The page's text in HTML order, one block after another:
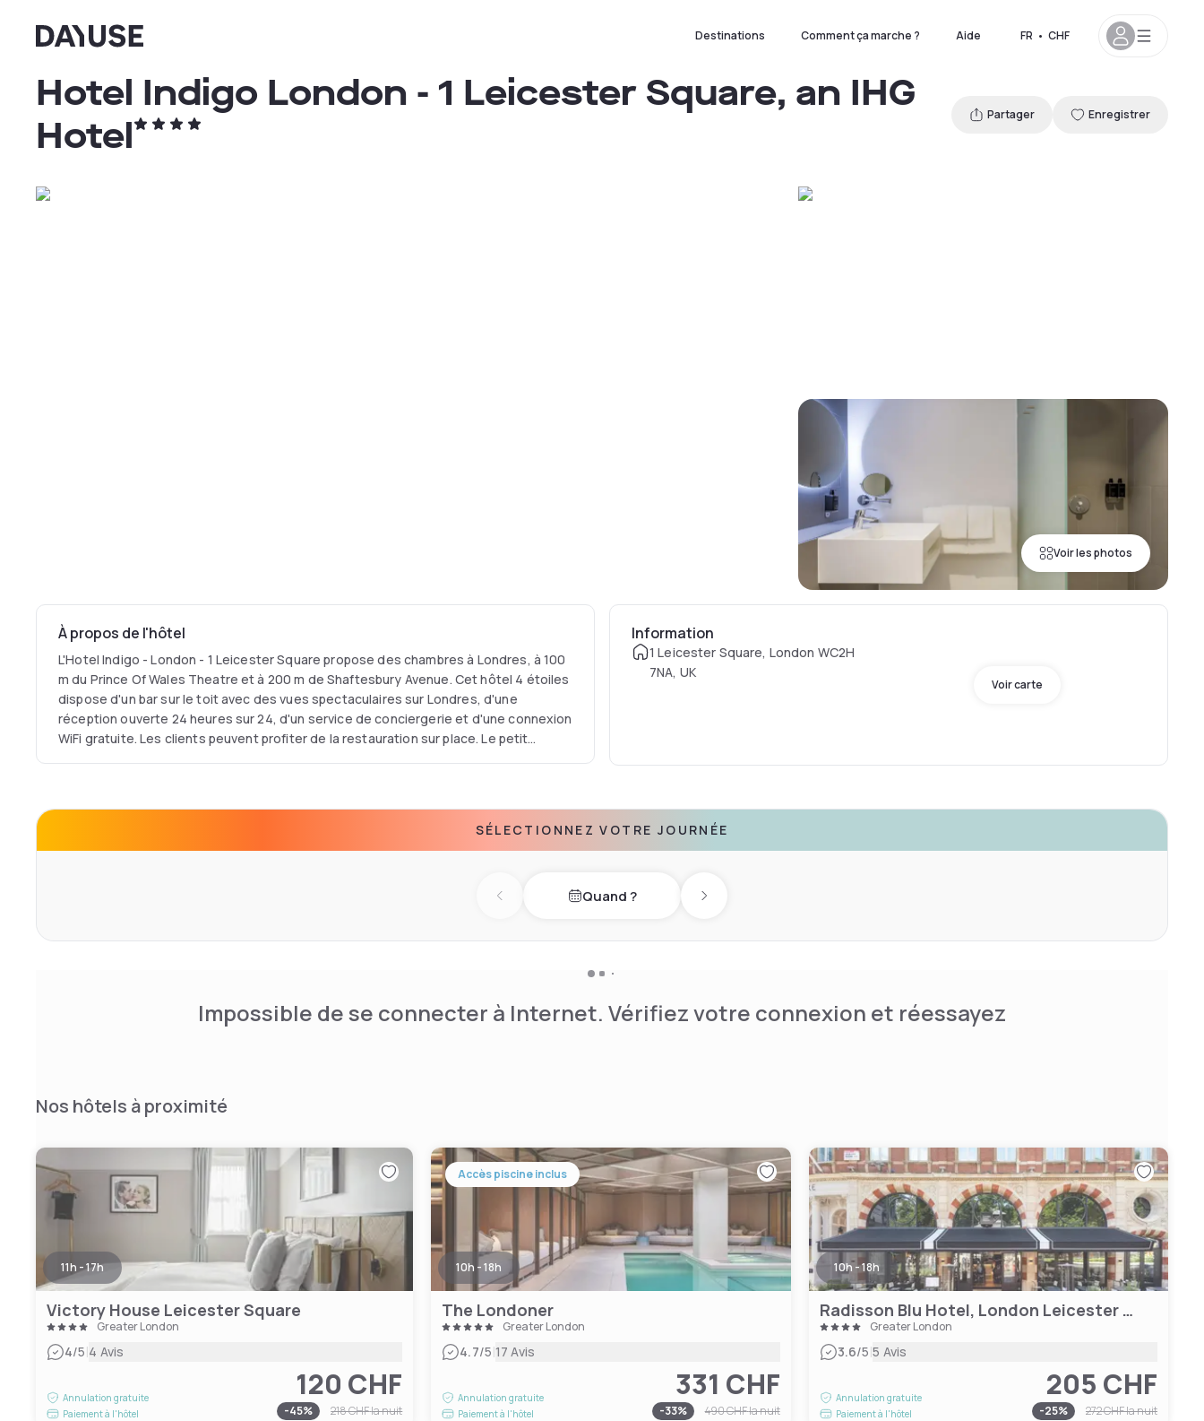
Dayuse Destinations Comment ça marche ? Aide FR • CHF
Voir les photos
Hotel Indigo London - 1 Leicester Square, an IHG
Hotel
Partager Enregistrer
À propos de l'hôtel
L'Hotel Indigo - London - 1 Leicester Square propose des chambres à Londres, à 100
m du Prince Of Wales Theatre et à 200 m de Shaftesbury Avenue. Cet hôtel 4 étoiles
dispose d'un bar sur le toit avec des vues spectaculaires sur Londres, d'une
réception ouverte 24 heures sur 24, d'un service de conciergerie et d'une connexion
WiFi gratuite. Les clients peuvent profiter de la restauration sur place. Le petit
Information
1 Leicester Square, London WC2H
7NA, UK
Voir carte
SÉLECTIONNEZ VOTRE JOURNÉE
Previous dayQuand ? Next day
Impossible de se connecter à Internet. Vérifiez votre connexion et réessayez
Nos hôtels à proximité
11h - 17h
Victory House Leicester Square
Greater London
4/5|4 Avis
Annulation gratuite
Paiement à l'hôtel
120 CHF
-45% 218 CHFla nuit
Accès piscine inclus
10h - 18h
The Londoner
Greater London
4.7/5|17 Avis
Annulation gratuite
Paiement à l'hôtel
331 CHF
-33% 490 CHFla nuit
10h - 18h
Radisson Blu Hotel, London Leicester Square
Greater London
3.6/5|5 Avis
Annulation gratuite
Paiement à l'hôtel
205 CHF
-25% 272 CHFla nuit